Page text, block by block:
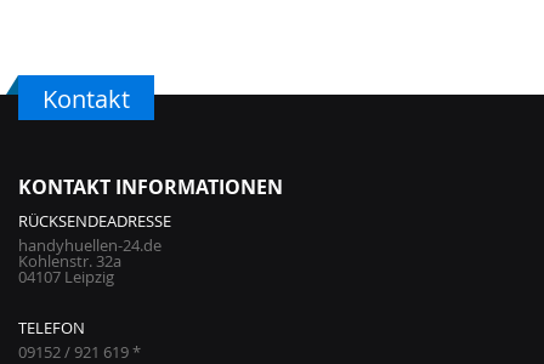
Kontakt
KONTAKT INFORMATIONEN
RÜCKSENDEADRESSE
handyhuellen-24.de
Kohlenstr. 32a
04107 Leipzig
TELEFON
09152 / 921 619 *